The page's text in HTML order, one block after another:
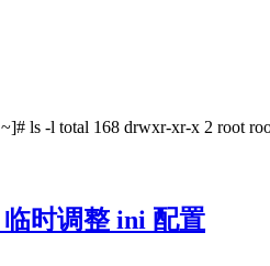
ls -l total 168 drwxr-xr-x 2 root
时调整 ini 配置